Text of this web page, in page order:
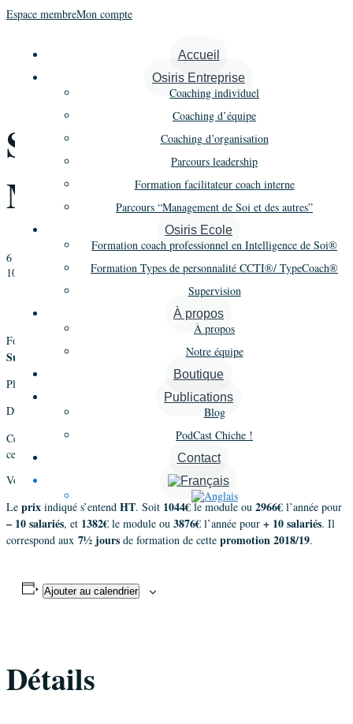
Espace membreMon compte
Accueil
Osiris Entreprise
Coaching individuel
Coaching d’équipe
Coaching d’organisation
Parcours leadership
Formation facilitateur coach interne
Parcours “Management de Soi et des autres”
Osiris Ecole
Formation coach professionnel en Intelligence de Soi®
Formation Types de personnalité CCTI®/ TypeCoach®
Supervision
À propos
À propos
Notre équipe
Boutique
Publications
Blog
PodCast Chiche !
Contact
« Tous les Évènements
Supervision 2018/19 –
Module 2
6 février 2019
1044€ à 1382€
Formation Coaching – Promo 20 – 3e année – Module 2
Types de personnalité – Jours 1, 2 et 3»
Former les coaches à la
Supervision individuelle
Superviseur
.
Plus d’informations sur la
Supervision.
Durée :
7½ jours de2½ jours
Ce module correspond au
second module de2½jours. Dernier module de
cette promotion, le 14 juin 2019 .
Voir toutes les dates des prochaines sessions de formation à la
Le prix indiqué s’entend HT. Soit 1044€le module ou 2966€ l’année pour
– 10 salariés, et 1382€ le module ou 3876€ l’année pour + 10 salariés. Il
correspond aux 7½ jours de formation de cette promotion 2018/19.
Ajouter au calendrier
Détails